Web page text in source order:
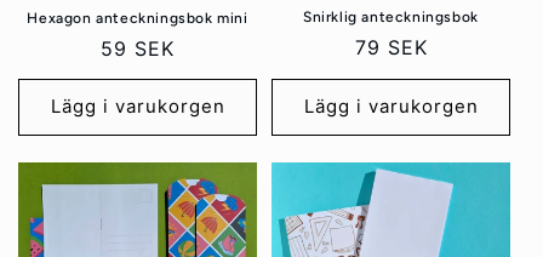
Hexagon anteckningsbok mini
Ordinarie
pris
59 SEK
Lägg i varukorgen
Snirklig anteckningsbok
Ordinarie
pris
79 SEK
Lägg i varukorgen